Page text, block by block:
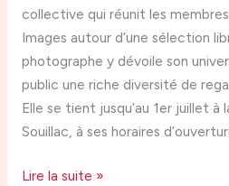
collective qui réunit les
Images autour d’une sélection
photographe y dévoile son
public une riche diversité de
Elle se tient jusqu’au 1er juillet à
Souillac, à ses horaires
Lire la suite »